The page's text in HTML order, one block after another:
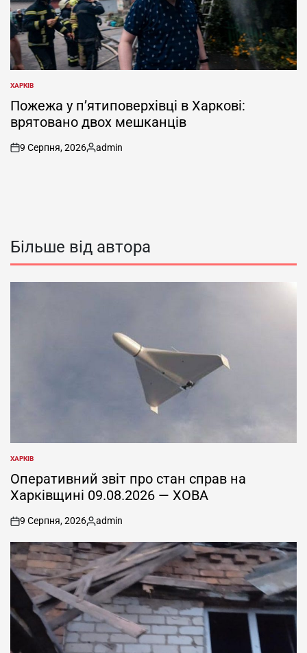
ОПУБЛІКУВАТИ
У
ХАРКІВ
Пожежа у п’ятиповерхівці в Харкові:
врятовано двох мешканців
on
9 Серпня, 2026
Опубліковано
admin
Більше від автора
ОПУБЛІКУВАТИ
У
ХАРКІВ
Оперативний звіт про стан справ на
Харківщині 09.08.2026 — ХОВА
on
9 Серпня, 2026
Опубліковано
admin